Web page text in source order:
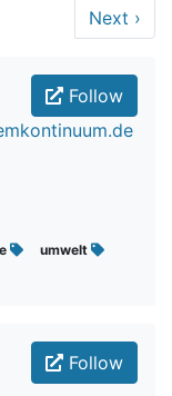
Next ›
Follow
umwelt
Follow